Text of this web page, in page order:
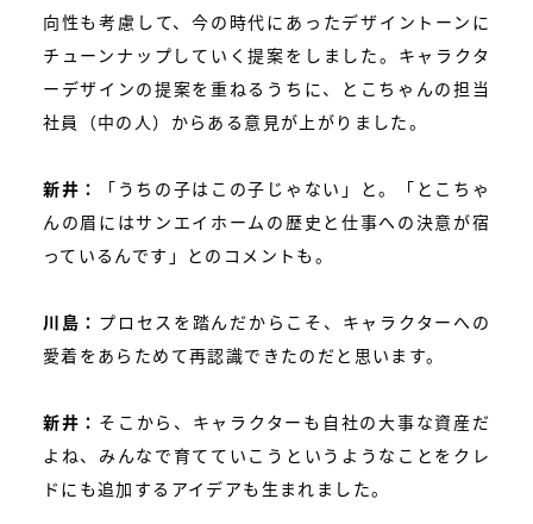
向性も考慮して、今の時代にあったデザイントーンに
チューンナップしていく提案をしました。キャラクタ
ーデザインの提案を重ねるうちに、とこちゃんの担当
社員（中の人）からある意見が上がりました。
新井：
「うちの子はこの子じゃない」と。「とこちゃ
んの眉にはサンエイホームの歴史と仕事への決意が宿
っているんです」とのコメントも。
川島： プロセスを踏んだからこそ、キャラクターへの
愛着をあらためて再認識できたのだと思います。
新井： そこから、キャラクターも自社の大事な資産だ
よね、みんなで育てていこうというようなことをクレ
ドにも追加するアイデアも生まれました。